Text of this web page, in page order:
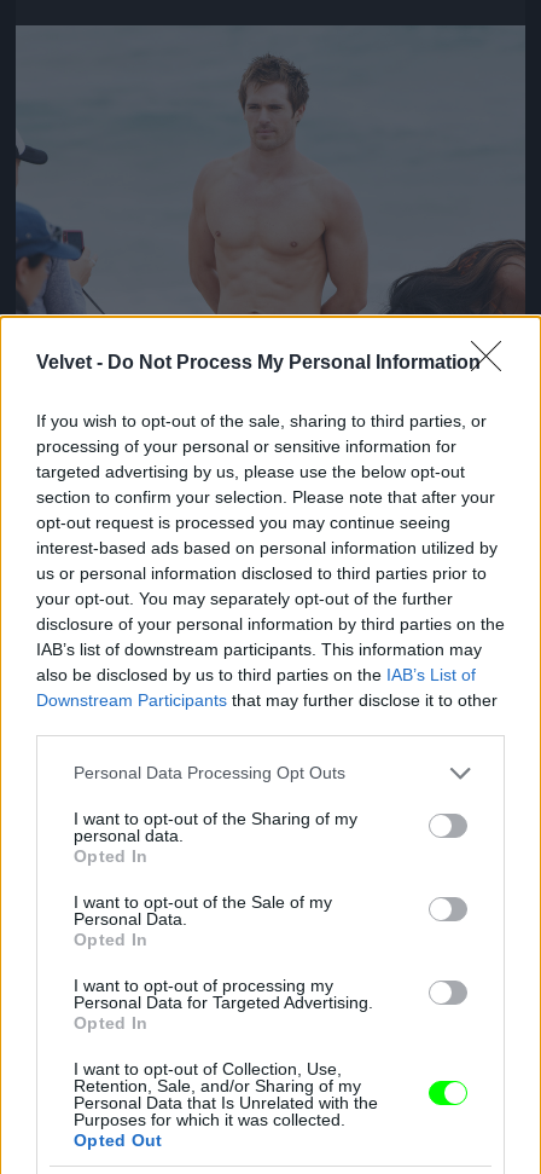
Velvet - Do Not Process My Personal Information
If you wish to opt-out of the sale, sharing to third parties, or
processing of your personal or sensitive information for
targeted advertising by us, please use the below opt-out
section to confirm your selection. Please note that after your
opt-out request is processed you may continue seeing
interest-based ads based on personal information utilized by
us or personal information disclosed to third parties prior to
your opt-out. You may separately opt-out of the further
disclosure of your personal information by third parties on the
IAB’s list of downstream participants. This information may
also be disclosed by us to third parties on the IAB’s List of
Downstream Participants that may further disclose it to other
Please note that this website/app uses one or more Google
not limited to your visit or usage behaviour. You may click to
grant or deny consent to Google and its third-party tags to
use your data for below specified purposes in below Google
consent section.
Personal Data Processing Opt Outs
I want to opt-out of the Sharing of my
personal data.
Opted In
I want to opt-out of the Sale of my
Personal Data.
Opted In
I want to opt-out of processing my
Personal Data for Targeted Advertising.
Opted In
I want to opt-out of Collection, Use,
Retention, Sale, and/or Sharing of my
Personal Data that Is Unrelated with the
Purposes for which it was collected.
Opted Out
Jön még kép!
Ő viszont a brit származású Kyle Pryor
Fotó: Matrixpictures.co.uk / Northfoto #10